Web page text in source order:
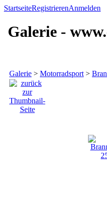
StartseiteRegistrierenAnmelden
Galerie -
Galerie > Motorradsport >